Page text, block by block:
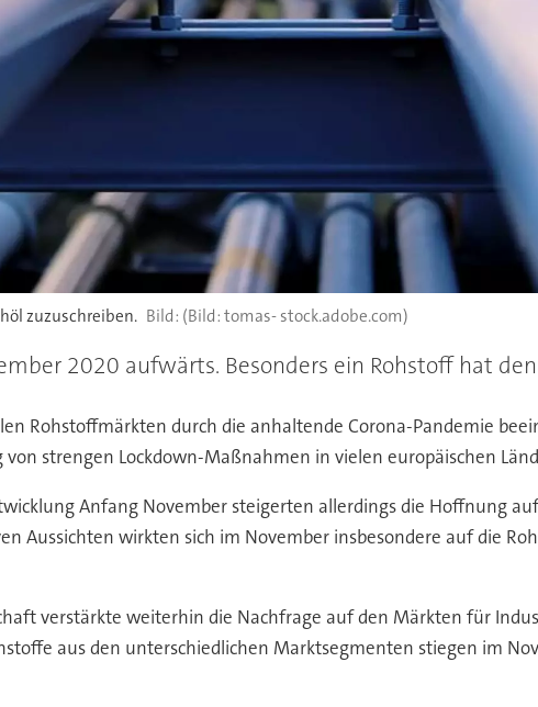
zuzuschreiben. (Bild: tomas- stock.adobe.com)
2020 aufwärts. Besonders ein Rohstoff hat
Rohstoffmärkten durch die anhaltende Corona-Pandemie
strengen Lockdown-Maßnahmen in vielen europäischen
Anfang November steigerten allerdings die Hoffnung
Aussichten wirkten sich im November insbesondere auf die
verstärkte weiterhin die Nachfrage auf den Märkten für
aus den unterschiedlichen Marktsegmenten stiegen im